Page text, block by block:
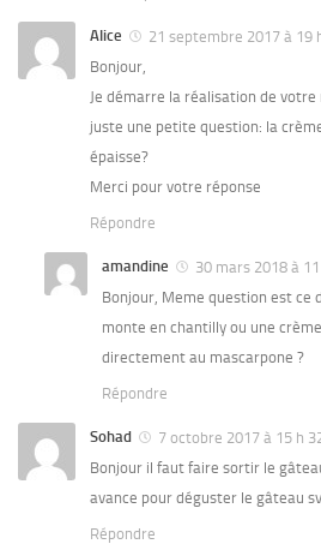
Alice
21 septembre 2017 à 19
Bonjour,
Je démarre la réalisation de votre
juste une petite question: la
épaisse?
Merci pour votre réponse
Répondre
amandine
30 mars 2018 à
Bonjour, Meme question est ce
monte en chantilly ou une
directement au mascarpone ?
Répondre
Sohad
7 octobre 2017 à 15 h
Bonjour il faut faire sortir le
avance pour déguster le gâteau
Répondre